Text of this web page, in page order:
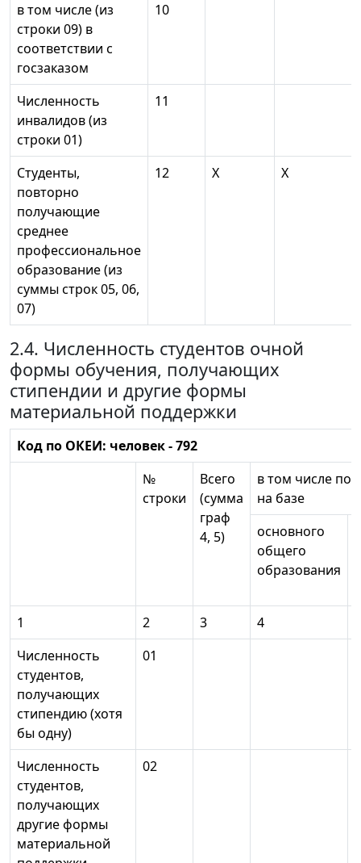
в том числе (из
строки 09) в
соответствии с
госзаказом
10
Численность
инвалидов (из
строки 01)
11
Студенты,
повторно
получающие
среднее
профессиональное
образование (из
суммы строк 05, 06,
07)
12 X X
2.4. Численность студентов очной
формы обучения, получающих
стипендии и другие формы
материальной поддержки
Код по ОКЕИ: человек - 792
№
строки
Всего
(сумма
граф
4, 5)
в том числе по
на базе
основного
общего
образования
1
2 3 4
Численность
студентов,
получающих
стипендию (хотя
бы одну)
01
Численность
студентов,
получающих
другие формы
материальной
02